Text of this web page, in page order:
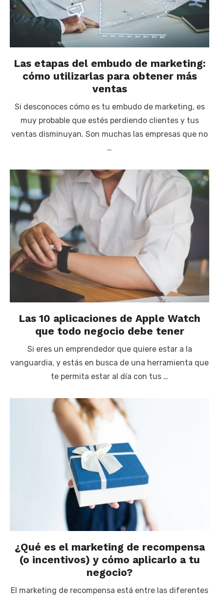
Las etapas del embudo de marketing:
cómo utilizarlas para obtener más
ventas
Si desconoces cómo es tu embudo de marketing, es
muy probable que estés perdiendo clientes y tus
ventas disminuyan. Son muchas las empresas que no
…
Las 10 aplicaciones de Apple Watch
que todo negocio debe tener
Si eres un emprendedor que quiere estar a la
vanguardia, y estás en busca de una herramienta que
te permita estar al día con tus …
¿Qué es el marketing de recompensa
(o incentivos) y cómo aplicarlo a tu
negocio?
El marketing de recompensa está entre las diferentes